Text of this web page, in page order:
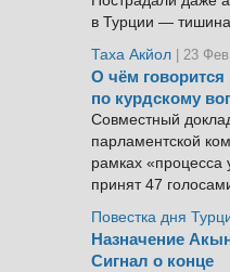
в Турции —
Таха Акйол | 23
О чём говорится
по курдскому
Совместный
парламентской
рамках «процесса
принят 47
Повестка дня
Назначение
Сигнал о конце